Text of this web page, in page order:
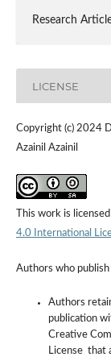
Research
LICENSE
Copyright (c) 2024
Azainil Azainil
This work is
4.0 International
Authors who
Authors
publication
Creative
License that